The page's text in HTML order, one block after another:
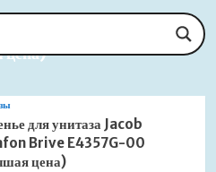
Delafon Brive
для унитаза Jacob
Brive E4357G-00
цена)